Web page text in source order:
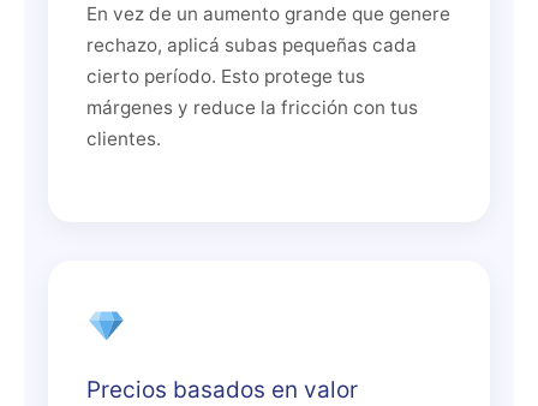
En vez de un aumento grande que genere
rechazo, aplicá subas pequeñas cada
cierto período. Esto protege tus
márgenes y reduce la fricción con tus
clientes.
Precios basados en valor